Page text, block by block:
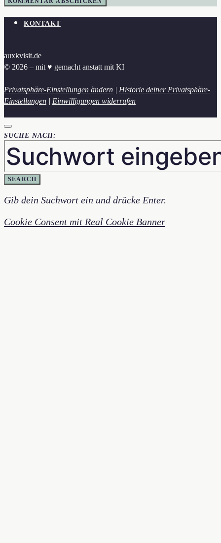
KONTAKT
auxkvisit.de
© 2026 – mit ♥︎ gemacht anstatt mit KI
Privatsphäre-Einstellungen ändern | Historie deiner Privatsphäre-
Einstellungen | Einwilligungen widerrufen
SUCHE NACH:
SEARCH
Gib dein Suchwort ein und drücke Enter.
Cookie Consent mit Real Cookie Banner